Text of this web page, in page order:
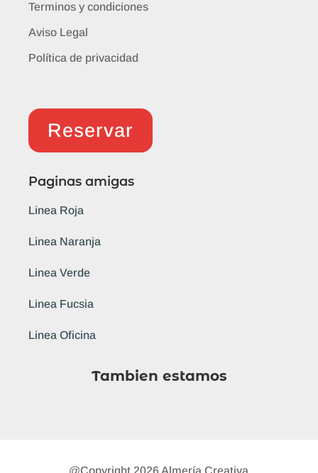
Terminos y condiciones
Aviso Legal
Política de privacidad
Reservar
Paginas amigas
Linea Roja
Linea Naranja
Linea Verde
Linea Fucsia
Linea Oficina
Tambien estamos
@Copyright 2026 Almería Creativa